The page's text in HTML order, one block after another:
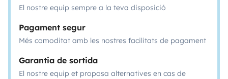
El nostre equip sempre a la teva disposició
Pagament segur
Més comoditat amb les nostres facilitats de pagament
Garantia de sortida
El nostre equip et proposa alternatives en cas de